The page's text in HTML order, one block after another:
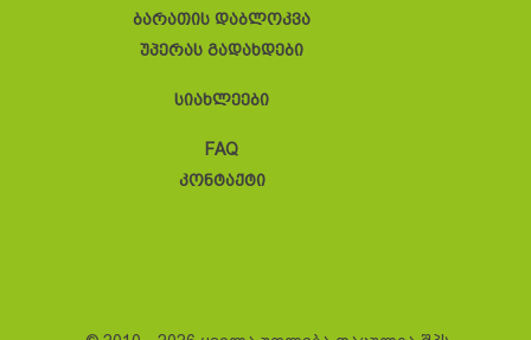
ბარათის დაბლოკვა
უპერას გადახდები
სიახლეები
FAQ
კონტაქტი